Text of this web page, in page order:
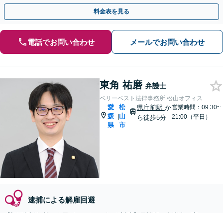
がる可能性あり。一人で抱え込まずまずはご相談ください
料金表を見る
電話でお問い合わせ メールでお問い合わせ
東角 祐磨 弁護士
ベリーベスト法律事務所 松山オフィス
愛
媛
県
|
松
山
市
県庁前駅 か
ら徒歩5分
営業時間：09:30~
21:00（平日）
逮捕による解雇回避